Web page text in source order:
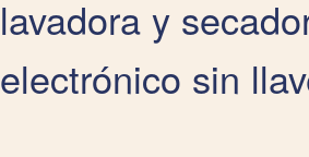
lavadora y
electrónico sin